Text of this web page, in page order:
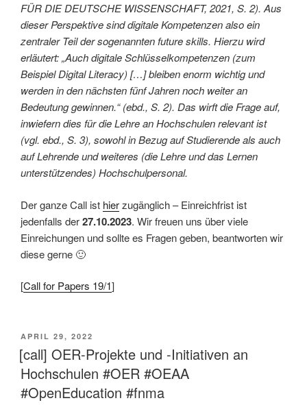
FÜR DIE DEUTSCHE WISSENSCHAFT, 2021, S. 2). Aus
dieser Perspektive sind digitale Kompetenzen also ein
zentraler Teil der sogenannten future skills. Hierzu wird
erläutert: „Auch digitale Schlüsselkompetenzen (zum
Beispiel Digital Literacy) […] bleiben enorm wichtig und
werden in den nächsten fünf Jahren noch weiter an
Bedeutung gewinnen.“ (ebd., S. 2). Das wirft die Frage auf,
inwiefern dies für die Lehre an Hochschulen relevant ist
(vgl. ebd., S. 3), sowohl in Bezug auf Studierende als auch
auf Lehrende und weiteres (die Lehre und das Lernen
unterstützendes) Hochschulpersonal.
Der ganze Call ist hierzugänglich – Einreichfrist ist
jedenfalls der27.10.2023. Wir freuen uns über viele
Einreichungen und sollte es Fragen geben, beantworten wir
diese gerne 🙂
[Call for Papers 19/1]
VERÖFFENTLICHT
AM
APRIL 29, 2022
[call] OER-Projekte und -Initiativen an
Hochschulen #OER #OEAA
#OpenEducation #fnma